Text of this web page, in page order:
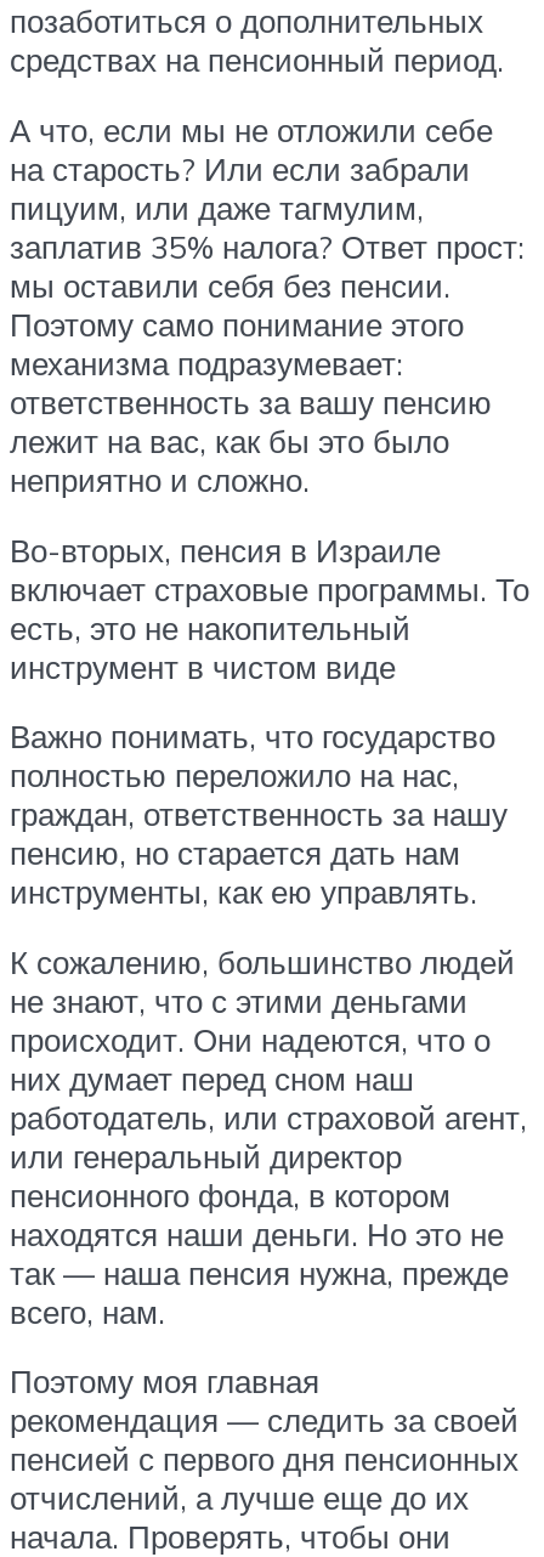
позаботиться о дополнительных
средствах на пенсионный период.
А что, если мы не отложили себе
на старость? Или если забрали
пицуим, или даже тагмулим,
заплатив 35% налога? Ответ прост:
мы оставили себя без пенсии.
Поэтому само понимание этого
механизма подразумевает:
ответственность за вашу пенсию
лежит на вас, как бы это было
неприятно и сложно.
Во-вторых, пенсия в Израиле
включает страховые программы. То
есть, это не накопительный
инструмент в чистом виде
Важно понимать, что государство
полностью переложило на нас,
граждан, ответственность за нашу
пенсию, но старается дать нам
инструменты, как ею управлять.
К сожалению, большинство людей
не знают, что с этими деньгами
происходит. Они надеются, что о
них думает перед сном наш
работодатель, или страховой агент,
или генеральный директор
пенсионного фонда, в котором
находятся наши деньги. Но это не
так — наша пенсия нужна, прежде
всего, нам.
Поэтому моя главная
рекомендация — следить за своей
пенсией с первого дня пенсионных
отчислений, а лучше еще до их
начала. Проверять, чтобы они